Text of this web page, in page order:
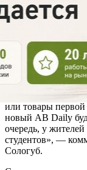
«Ограничения в
действительно
центральных
интерес наших
планируем и
Петербурге.
потребности
перекусить в
или товары
новый АВ Daily
очередь, у
студентов», —
Сологуб.